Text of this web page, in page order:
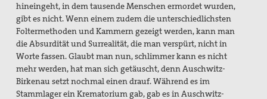
hineingeht, in dem tausende Menschen ermordet wurden,
gibt es nicht. Wenn einem zudem die unterschiedlichsten
Foltermethoden und Kammern gezeigt werden, kann man
die Absurdität und Surrealität, die man verspürt, nicht in
Worte fassen. Glaubt man nun, schlimmer kann es nicht
mehr werden, hat man sich getäuscht, denn Auschwitz-
Birkenau setzt nochmal einen drauf. Während es im
Stammlager ein Krematorium gab, gab es in Auschwitz-